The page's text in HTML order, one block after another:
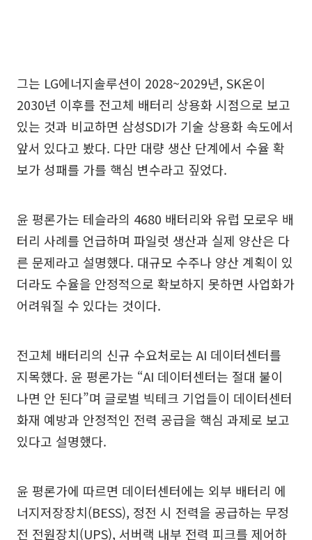
그는 LG에너지솔루션이 2028~2029년, SK온이
2030년 이후를 전고체 배터리 상용화 시점으로 보고
있는 것과 비교하면 삼성SDI가 기술 상용화 속도에서
앞서 있다고 봤다. 다만 대량 생산 단계에서 수율 확
보가 성패를 가를 핵심 변수라고 짚었다.
윤 평론가는 테슬라의 4680 배터리와 유럽 모로우 배
터리 사례를 언급하며 파일럿 생산과 실제 양산은 다
른 문제라고 설명했다. 대규모 수주나 양산 계획이 있
더라도 수율을 안정적으로 확보하지 못하면 사업화가
어려워질 수 있다는 것이다.
전고체 배터리의 신규 수요처로는 AI 데이터센터를
지목했다. 윤 평론가는 “AI 데이터센터는 절대 불이
나면 안 된다”며 글로벌 빅테크 기업들이 데이터센터
화재 예방과 안정적인 전력 공급을 핵심 과제로 보고
있다고 설명했다.
윤 평론가에 따르면 데이터센터에는 외부 배터리 에
너지저장장치(BESS), 정전 시 전력을 공급하는 무정
전 전원장치(UPS), 서버랙 내부 전력 피크를 제어하